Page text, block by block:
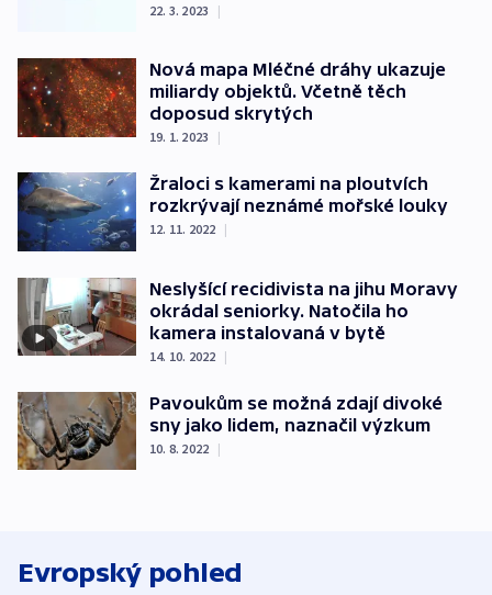
22. 3. 2023 |
Nová mapa Mléčné dráhy ukazuje
miliardy objektů. Včetně těch
doposud skrytých
19. 1. 2023 |
Žraloci s kamerami na ploutvích
rozkrývají neznámé mořské louky
12. 11. 2022 |
Neslyšící recidivista na jihu Moravy
okrádal seniorky. Natočila ho
kamera instalovaná v bytě
14. 10. 2022 |
Pavoukům se možná zdají divoké
sny jako lidem, naznačil výzkum
10. 8. 2022 |
Evropský pohled